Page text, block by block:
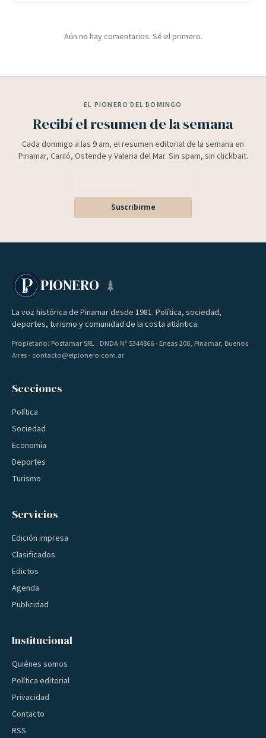
Aún no hay comentarios. Sé el primero.
EL PIONERO DEL DOMINGO
Recibí el resumen de la semana
Cada domingo a las 9 am, el resumen editorial de la semana en
Pinamar, Cariló, Ostende y Valeria del Mar. Sin spam, sin clickbait.
Suscribirme
PIONERO
La voz histórica de Pinamar desde 1981. Política, sociedad,
deportes, turismo y comunidad de la costa atlántica.
Propietario: Postamar SRL · DNDA Nº 5344866 · Eneas 200, Pinamar, Buenos
Aires · contacto@elpionero.com.ar
Secciones
Política
Sociedad
Economía
Deportes
Turismo
Servicios
Edición impresa
Clasificados
Edictos
Agenda
Publicidad
Institucional
Quiénes somos
Política editorial
Privacidad
Contacto
RSS